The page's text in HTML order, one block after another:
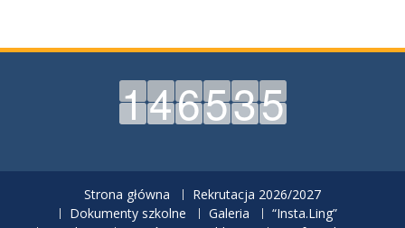
Strona główna
Rekrutacja 2026/2027
Dokumenty szkolne
Galeria
“Insta.Ling”